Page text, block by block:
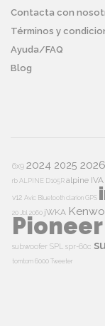
Contacta con
Términos y
Ayuda/FAQ
Blog
6x9 2024 2025 2026
rbALPINE D105Ralpine IVA
v12 Avic BluetoothclarionGPS
20 Jbl 2060 jWKA
Pioneer
subwoofer SPL spr-60c
tomtom 6000Tweeter